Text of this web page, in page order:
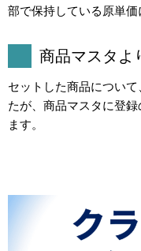
部で保持している原単価
商品マスタよ
セットした商品につい
たが、商品マスタに登
ます。